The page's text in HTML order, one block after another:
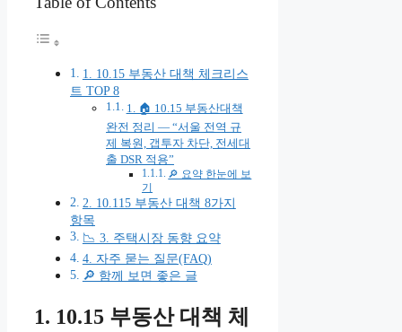
1. 10.15 부동산 대책 체크리스
트 TOP 8
1. 🏠 10.15 부동산대책
완전 정리 — “서울 전역 규
제 복원, 갭투자 차단, 전세대
출 DSR 적용”
🔎 요약 한눈에 보
기
2. 10.115 부동산 대책 8가지
항목
📉 3. 주택시장 동향 요약
4. 자주 묻는 질문(FAQ)
🔎 함께 보면 좋은 글
1. 10.15 부동산 대책 체